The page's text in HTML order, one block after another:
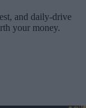
and daily-drive
your money.